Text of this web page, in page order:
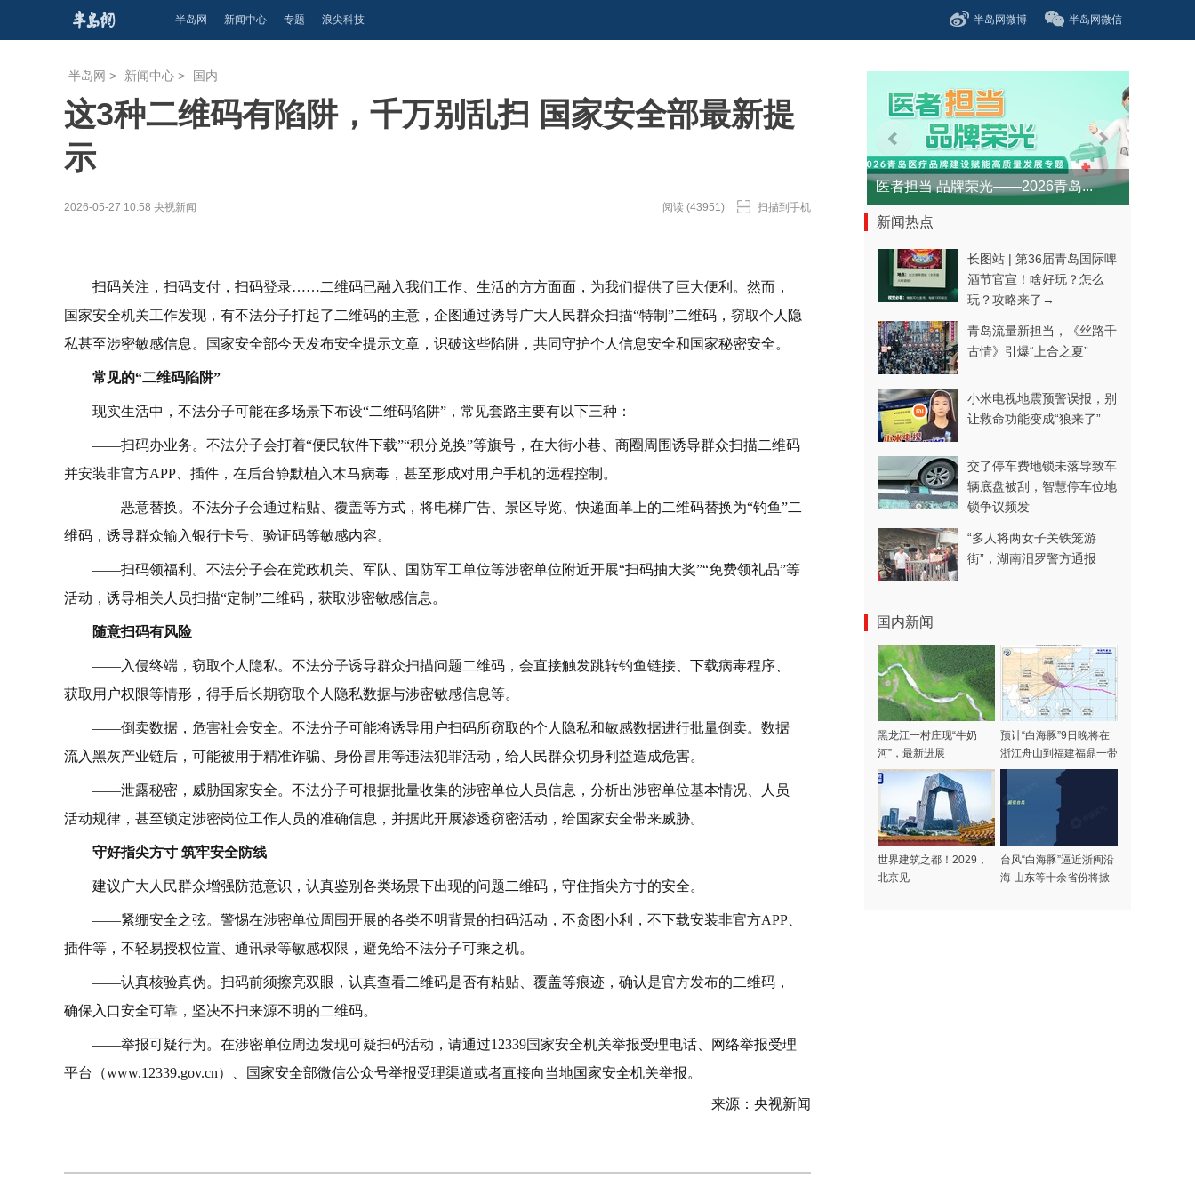
半岛网 新闻中心 专题 浪尖科技 半岛网微博 半岛网微信
半岛网 > 新闻中心 > 国内
这3种二维码有陷阱，千万别乱扫 国家安全部最新提
示
2026-05-27 10:58 央视新闻 阅读 (43951) 扫描到手机
扫码关注，扫码支付，扫码登录……二维码已融入我们工作、生活的方方面面，为我们提供了巨大便利。然而，
国家安全机关工作发现，有不法分子打起了二维码的主意，企图通过诱导广大人民群众扫描“特制”二维码，窃取个人隐
私甚至涉密敏感信息。国家安全部今天发布安全提示文章，识破这些陷阱，共同守护个人信息安全和国家秘密安全。
常见的“二维码陷阱”
现实生活中，不法分子可能在多场景下布设“二维码陷阱”，常见套路主要有以下三种：
——扫码办业务。不法分子会打着“便民软件下载”“积分兑换”等旗号，在大街小巷、商圈周围诱导群众扫描二维码
并安装非官方APP、插件，在后台静默植入木马病毒，甚至形成对用户手机的远程控制。
——恶意替换。不法分子会通过粘贴、覆盖等方式，将电梯广告、景区导览、快递面单上的二维码替换为“钓鱼”二
维码，诱导群众输入银行卡号、验证码等敏感内容。
——扫码领福利。不法分子会在党政机关、军队、国防军工单位等涉密单位附近开展“扫码抽大奖”“免费领礼品”等
活动，诱导相关人员扫描“定制”二维码，获取涉密敏感信息。
随意扫码有风险
——入侵终端，窃取个人隐私。不法分子诱导群众扫描问题二维码，会直接触发跳转钓鱼链接、下载病毒程序、
获取用户权限等情形，得手后长期窃取个人隐私数据与涉密敏感信息等。
——倒卖数据，危害社会安全。不法分子可能将诱导用户扫码所窃取的个人隐私和敏感数据进行批量倒卖。数据
流入黑灰产业链后，可能被用于精准诈骗、身份冒用等违法犯罪活动，给人民群众切身利益造成危害。
——泄露秘密，威胁国家安全。不法分子可根据批量收集的涉密单位人员信息，分析出涉密单位基本情况、人员
活动规律，甚至锁定涉密岗位工作人员的准确信息，并据此开展渗透窃密活动，给国家安全带来威胁。
守好指尖方寸 筑牢安全防线
建议广大人民群众增强防范意识，认真鉴别各类场景下出现的问题二维码，守住指尖方寸的安全。
——紧绷安全之弦。警惕在涉密单位周围开展的各类不明背景的扫码活动，不贪图小利，不下载安装非官方APP、
插件等，不轻易授权位置、通讯录等敏感权限，避免给不法分子可乘之机。
——认真核验真伪。扫码前须擦亮双眼，认真查看二维码是否有粘贴、覆盖等痕迹，确认是官方发布的二维码，
确保入口安全可靠，坚决不扫来源不明的二维码。
——举报可疑行为。在涉密单位周边发现可疑扫码活动，请通过12339国家安全机关举报受理电话、网络举报受理
平台（www.12339.gov.cn）、国家安全部微信公众号举报受理渠道或者直接向当地国家安全机关举报。
来源：央视新闻
医者担当 品牌荣光——2026青岛...
新闻热点
长图站 | 第36届青岛国际啤
酒节官宣！啥好玩？怎么
玩？攻略来了→
青岛流量新担当，《丝路千
古情》引爆“上合之夏”
小米电视地震预警误报，别
让救命功能变成“狼来了”
交了停车费地锁未落导致车
辆底盘被刮，智慧停车位地
锁争议频发
“多人将两女子关铁笼游
街”，湖南汨罗警方通报
国内新闻
黑龙江一村庄现“牛奶
河”，最新进展
预计“白海豚”9日晚将在
浙江舟山到福建福鼎一带
沿海登陆
世界建筑之都！2029，
北京见
台风“白海豚”逼近浙闽沿
海 山东等十余省份将掀